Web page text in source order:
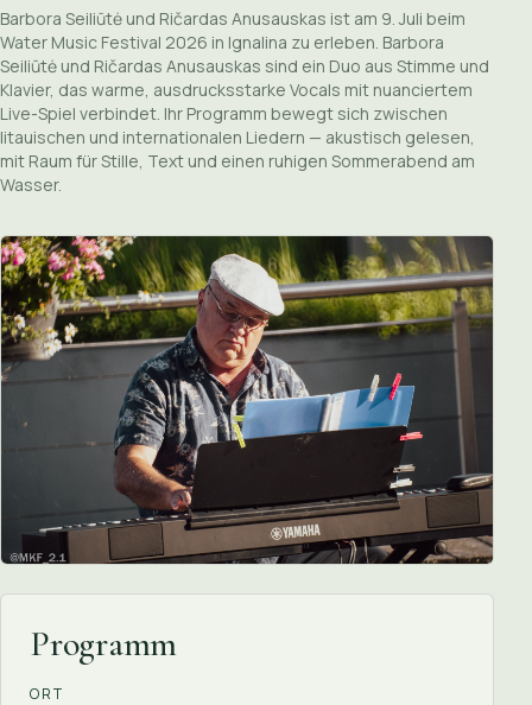
Barbora Seiliūtė und Ričardas Anusauskas ist am 9. Juli beim
Water Music Festival 2026 in Ignalina zu erleben. Barbora
Seiliūtė und Ričardas Anusauskas sind ein Duo aus Stimme und
Klavier, das warme, ausdrucksstarke Vocals mit nuanciertem
Live-Spiel verbindet. Ihr Programm bewegt sich zwischen
litauischen und internationalen Liedern — akustisch gelesen,
mit Raum für Stille, Text und einen ruhigen Sommerabend am
Wasser.
Programm
ORT